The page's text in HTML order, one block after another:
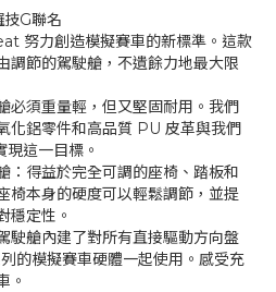
G聯名
努力創造模擬賽車的新標準。這款
調節的駕駛艙，不遺餘力地最大限
必須重量輕，但又堅固耐用。我們
化鋁零件和高品質 PU 皮革與我們
這一目標。
：得益於完全可調的座椅、踏板和
椅本身的硬度可以輕鬆調節，並提
穩定性。
駛艙內建了對所有直接驅動方向盤
的模擬賽車硬體一起使用。感受充
。